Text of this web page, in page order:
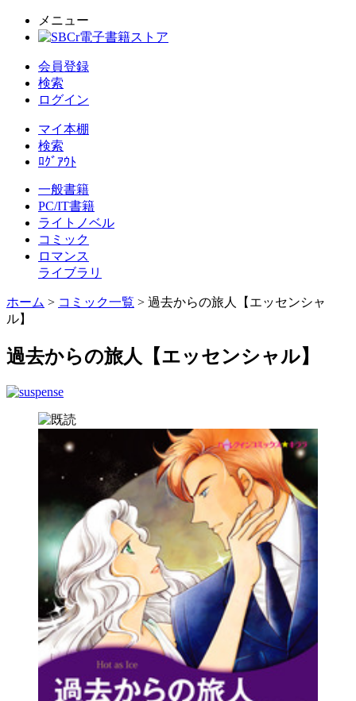
メニュー
会員登録
検索
ログイン
マイ本棚
検索
ﾛｸﾞｱｳﾄ
一般書籍
PC/IT書籍
ライトノベル
コミック
ロマンス
ライブラリ
ホーム > コミック一覧 > 過去からの旅人【エッセンシャ
ル】
過去からの旅人【エッセンシャル】